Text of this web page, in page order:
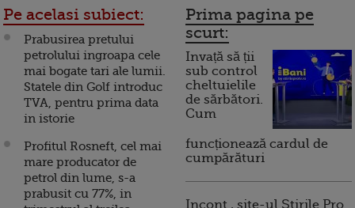
Pe acelasi subiect:
Prabusirea pretului
petrolului ingroapa cele
mai bogate tari ale lumii.
Statele din Golf introduc
TVA, pentru prima data
in istorie
Profitul Rosneft, cel mai
mare producator de
petrol din lume, s-a
prabusit cu 77%, in
Prima pagina pe
scurt:
Invață să ții
sub control
cheltuielile
de sărbători.
Cum
funcționează cardul de
cumpărături
Incont , site-ul Știrile Pro